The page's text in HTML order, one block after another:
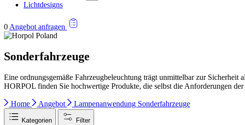
Lichtdesigns
0Angebot anfragen
Sonderfahrzeuge
Eine ordnungsgemäße Fahrzeugbeleuchtung trägt unmittelbar zur
HORPOL finden Sie hochwertige Produkte, die selbst die Anforderungen
Home Angebot Lampenanwendung Sonderfahrzeuge
Kategorien Filter